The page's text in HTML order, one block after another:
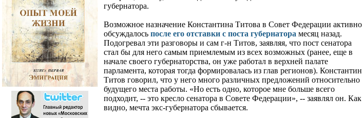
губернатора.
Возможное назначение Константина Титова в Совет Федерации активно
обсуждалось после его отставки с поста губернатора месяц назад.
Подогревал эти разговоры и сам г-н Титов, заявляя, что пост сенатора
стал бы для него самым приемлемым из всех возможных (ранее, еще в
начале своего губернаторства, он уже работал в верхней палате
парламента, которая тогда формировалась из глав регионов). Константин
Титов говорил, что у него много различных предложений относительно
будущего места работы. «Но есть одно, которое мне больше всего
подходит, -- это кресло сенатора в Совете Федерации», -- заявлял он. Как
видно, мечта экс-губернатора сбывается.